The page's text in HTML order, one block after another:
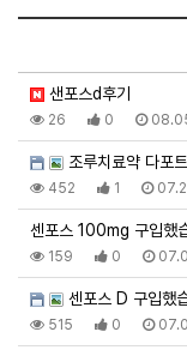
샌포스d후기
26 0
조루치료약 다포
452 1
센포스 100mg 구입했
159 0
센포스 D 구입했
515 0